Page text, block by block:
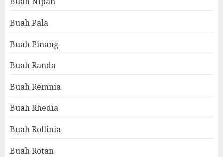
Buah Pala
Buah Pinang
Buah Randa
Buah Remnia
Buah Rhedia
Buah Rollinia
Buah Rotan